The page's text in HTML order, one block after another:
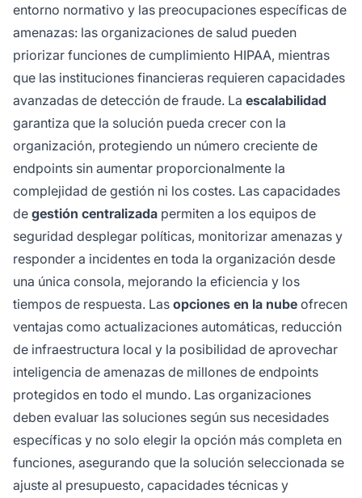
entorno normativo y las preocupaciones específicas de
amenazas: las organizaciones de salud pueden
priorizar funciones de cumplimiento HIPAA, mientras
que las instituciones financieras requieren capacidades
avanzadas de detección de fraude. La escalabilidad
garantiza que la solución pueda crecer con la
organización, protegiendo un número creciente de
endpoints sin aumentar proporcionalmente la
complejidad de gestión ni los costes. Las capacidades
de gestión centralizada permiten a los equipos de
seguridad desplegar políticas, monitorizar amenazas y
responder a incidentes en toda la organización desde
una única consola, mejorando la eficiencia y los
tiempos de respuesta. Las opciones en la nube ofrecen
ventajas como actualizaciones automáticas, reducción
de infraestructura local y la posibilidad de aprovechar
inteligencia de amenazas de millones de endpoints
protegidos en todo el mundo. Las organizaciones
deben evaluar las soluciones según sus necesidades
específicas y no solo elegir la opción más completa en
funciones, asegurando que la solución seleccionada se
ajuste al presupuesto, capacidades técnicas y